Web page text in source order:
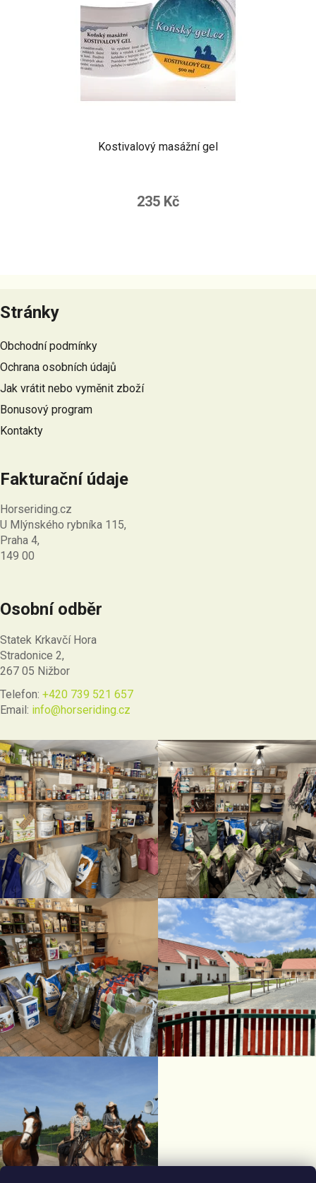
Kostivalový masážní gel
235 Kč
á
p
a
t
í
Stránky
Obchodní podmínky
Ochrana osobních údajů
Jak vrátit nebo vyměnit zboží
Bonusový program
Kontakty
Fakturační údaje
Horseriding.cz
U Mlýnského rybníka 115,
Praha 4,
149 00
Osobní odběr
Statek Krkavčí Hora
Stradonice 2,
267 05 Nižbor
Telefon: +420 739 521 657
Email: info@horseriding.cz